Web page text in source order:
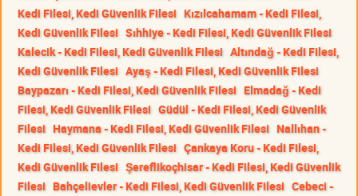
Kedi Filesi, Kedi Güvenlik Filesi Kızılcahamam - Kedi Filesi,
Kedi Güvenlik Filesi Sıhhiye - Kedi Filesi, Kedi Güvenlik Filesi
Kalecik - Kedi Filesi, Kedi Güvenlik Filesi Altındağ - Kedi Filesi,
Kedi Güvenlik Filesi Ayaş - Kedi Filesi, Kedi Güvenlik Filesi
Baypazarı - Kedi Filesi, Kedi Güvenlik Filesi Elmadağ - Kedi
Filesi, Kedi Güvenlik Filesi Güdül - Kedi Filesi, Kedi Güvenlik
Filesi Haymana - Kedi Filesi, Kedi Güvenlik Filesi Nallıhan -
Kedi Filesi, Kedi Güvenlik Filesi Çankaya Koru - Kedi Filesi,
Kedi Güvenlik Filesi Şereflikoçhisar - Kedi Filesi, Kedi Güvenlik
Filesi Bahçelievler - Kedi Filesi, Kedi Güvenlik Filesi Cebeci -